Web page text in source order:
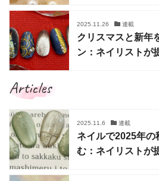
2025.11.26 連載
クリスマスと新年
ン：ネイリストが
Articles
2025.11.6 連載
ネイルで2025年の
む：ネイリストが